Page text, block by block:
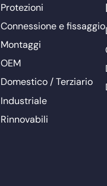
Protezioni
Connessione e fissaggio
Montaggi
OEM
Domestico / Terziario
Industriale
Rinnovabili